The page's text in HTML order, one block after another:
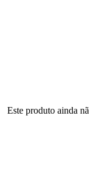
Este produto ainda